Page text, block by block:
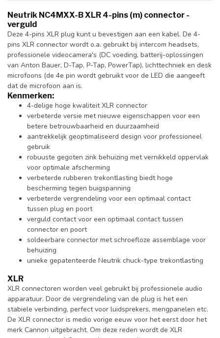
Neutrik NC4MXX-B XLR 4-pins (m) connector -
verguld
Deze 4-pins XLR plug kunt u bevestigen aan een kabel. De 4-
pins XLR connector wordt o.a. gebruikt bij intercom headsets,
professionele videocamera's (DC voeding, batterij-oplossingen
van Anton Bauer, D-Tap, P-Tap, PowerTap), lichttechniek en desk
microfoons (de 4e pin wordt gebruikt voor de LED die aangeeft
dat de microfoon aan is.
Kenmerken:
4-delige hoge kwaliteit XLR connector
verbeterde versie met nieuwe eigenschappen voor een
betere betrouwbaarheid en duurzaamheid
aantrekkelijk geoptimaliseerd design voor professioneel
gebruik
robuuste gegoten zink behuizing met vernikkeld oppervlak
voor optimale afscherming
verbeterde rubberen trekontlasting biedt hoge
bescherming tegen buigspanning
verbeterde vergrendeling voor een optimaal contact
tussen plug en poort
verguld contact voor een optimaal contact tussen
connector en poort
soldeerbare connector met schroefloze assemblage voor
behuizing
unieke gepatenteerde Neutrik chuck-type trekontlasting
XLR
XLR connectoren worden veel gebruikt bij professionele audio
apparatuur. Door de vergrendeling van de plug is het een
stabiele verbinding, perfect voor luidsprekers, mengpanelen etc.
De XLR connector is medio vorige eeuw voor het eerst door het
merk Cannon uitgebracht. Om deze reden wordt de XLR